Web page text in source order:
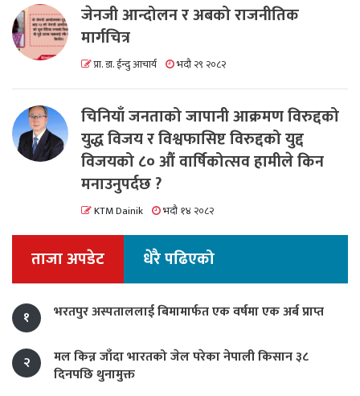
जेनजी आन्दोलन र अबको राजनीतिक
मार्गचित्र
प्रा. डा. ईन्दु आचार्य भदौ २९ २०८२
चिनियाँ जनताको जापानी आक्रमण विरुद्दको
युद्ध विजय र विश्वफासिष्ट विरुद्दको युद्द
विजयको ८० औं वार्षिकोत्सव हामीले किन
मनाउनुपर्दछ ?
KTM Dainik भदौ १४ २०८२
ताजा अपडेट धेरै पढिएको
१ भरतपुर अस्पताललाई बिमामार्फत एक वर्षमा एक अर्ब प्राप्त
२
मल किन्न जाँदा भारतको जेल परेका नेपाली किसान ३८
दिनपछि थुनामुक्त